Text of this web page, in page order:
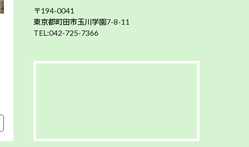
〒194-0041
東京都町田市玉川学園7-8-11
TEL:042-725-7366